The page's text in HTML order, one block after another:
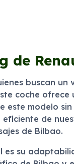
de
buscan
coche
modelo
de
de Bilbao.
su